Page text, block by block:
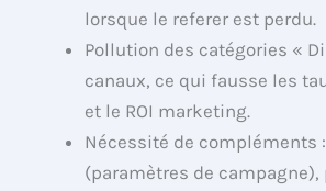
lorsque le referer est perdu.
Pollution des catégories «
canaux, ce qui fausse les
et le ROI marketing.
Nécessité de compléments :
(paramètres de campagne),